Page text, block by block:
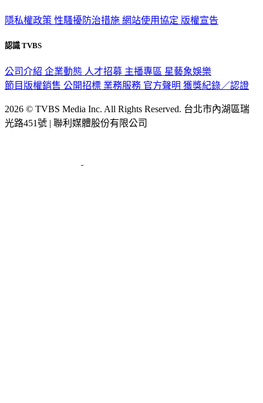
隱私權政策 性騷擾防治措施 網站使用協定 版權宣告
認識 TVBS
公司介紹 企業動態 人才招募 主播專區 星藝象娛樂
節目版權銷售 公開招標 業務服務 官方聲明 獲獎紀錄／認證
2026 © TVBS Media Inc. All Rights Reserved. 台北市內湖區瑞
光路451號 | 聯利媒體股份有限公司